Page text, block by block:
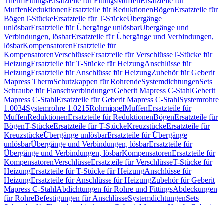
MuffenReduktionenErsatzteile für ReduktionenBögenErsatzteile für
BögenT-StückeErsatzteile für T-StückeÜbergänge
unlösbarErsatzteile für Übergänge unlösbarÜbergänge und
Verbindungen, lösbarErsatzteile für Übergänge und Verbindungen,
lösbarKompensatorenErsatzteile für
KompensatorenVerschlüsseErsatzteile für VerschlüsseT-Stücke für
HeizungErsatzteile für T-Stücke für HeizungAnschlüsse für
HeizungErsatzteile für Anschlüsse für HeizungZubehör für Geberit
Mapress ThermSchutzkappen für RohrendeSystemdichtungenSets
Schraube für FlanschverbindungenGeberit Mapress C-StahlGeberit
Mapress C-StahlErsatzteile für Geberit Mapress C-StahlSystemrohre
1.0034Systemrohre 1.0215RohrnippelMuffenErsatzteile für
MuffenReduktionenErsatzteile für ReduktionenBögenErsatzteile für
BögenT-StückeErsatzteile für T-StückeKreuzstückeErsatzteile für
KreuzstückeÜbergänge unlösbarErsatzteile für Übergänge
unlösbarÜbergänge und Verbindungen, lösbarErsatzteile für
Übergänge und Verbindungen, lösbarKompensatorenErsatzteile für
KompensatorenVerschlüsseErsatzteile für VerschlüsseT-Stücke für
HeizungErsatzteile für T-Stücke für HeizungAnschlüsse für
HeizungErsatzteile für Anschlüsse für HeizungZubehör für Geberit
Mapress C-StahlAbdichtungen für Rohre und FittingsAbdeckungen
für RohreBefestigungen für AnschlüsseSystemdichtungenSets